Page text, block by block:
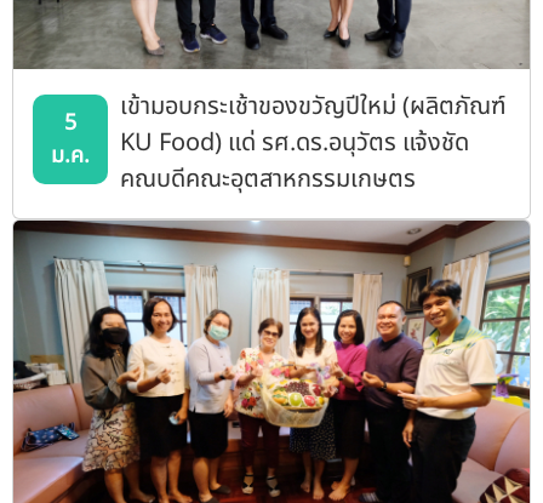
5
ม.ค.
เข้ามอบกระเช้าของขวัญปีใหม่ (ผลิตภัณฑ์
KU Food) แด่ รศ.ดร.อนุวัตร แจ้งชัด
คณบดีคณะอุตสาหกรรมเกษตร
มหาวิทยาลัยเกษตรศาสตร์